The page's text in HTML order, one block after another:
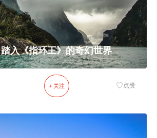
入《指环王》的奇幻世界
+ 关注 ♡点赞